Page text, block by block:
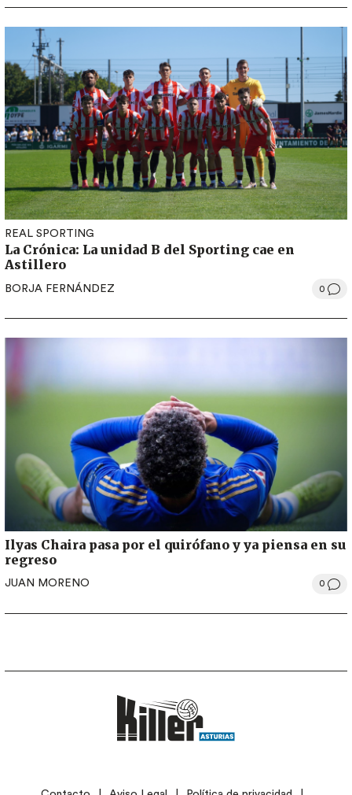
REAL SPORTING
La Crónica: La unidad B del Sporting cae en
Astillero
BORJA FERNÁNDEZ 0
Ilyas Chaira pasa por el quirófano y ya piensa en su
regreso
JUAN MORENO 0
LEGAL